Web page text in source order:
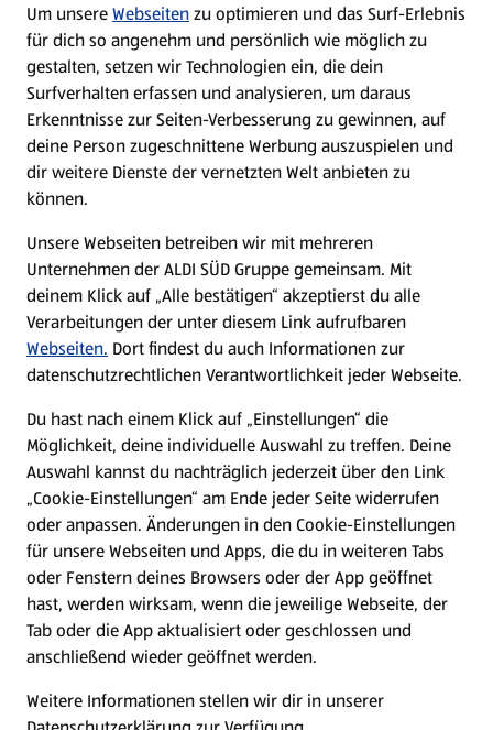
WhatsApp
Über ALDI SÜD
Filialen
Nachhaltigkeit
Karriere
Presse
Hilfe & Kontakt
(öffnet in einem neuen Tab)
Unternehmen
Folge uns hier:
Um unsereWebseitenzu optimieren und das Surf-Erlebnis
für dich so angenehm und persönlich wie möglich zu
gestalten, setzen wir Technologien ein, die dein
Surfverhalten erfassen und analysieren, um daraus
Erkenntnisse zur Seiten-Verbesserung zu gewinnen, auf
deine Person zugeschnittene Werbung auszuspielen und
dir weitere Dienste der vernetzten Welt anbieten zu
können.
Unsere Webseiten betreiben wir mit mehreren
Unternehmen der ALDI SÜD Gruppe gemeinsam. Mit
deinem Klick auf „Alle bestätigen“ akzeptierst du alle
Verarbeitungen der unter diesem Link aufrufbaren
Webseiten. Dort findest du auch Informationen zur
datenschutzrechtlichen Verantwortlichkeit jeder Webseite.
Du hast nach einem Klick auf „Einstellungen“ die
Möglichkeit, deine individuelle Auswahl zu treffen. Deine
Auswahl kannst du nachträglich jederzeit über den Link
„Cookie-Einstellungen“ am Ende jeder Seite widerrufen
oder anpassen. Änderungen in den Cookie-Einstellungen
für unsere Webseiten und Apps, die du in weiteren Tabs
oder Fenstern deines Browsers oder der App geöffnet
hast, werden wirksam, wenn die jeweilige Webseite, der
Tab oder die App aktualisiert oder geschlossen und
anschließend wieder geöffnet werden.
Weitere Informationen stellen wir dir in unserer